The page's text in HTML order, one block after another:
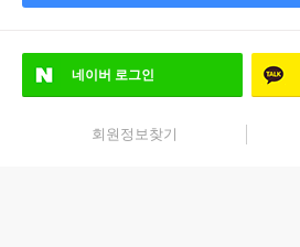
네이버 로그인
회원정보찾기